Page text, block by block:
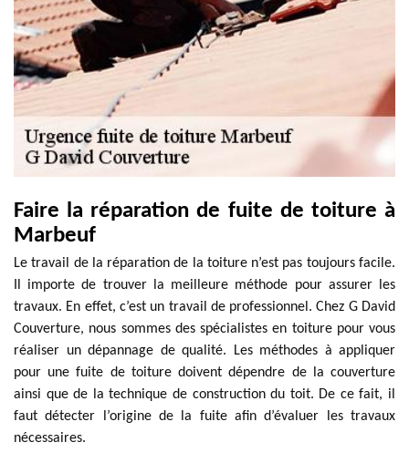
Faire la réparation de fuite de toiture à
Marbeuf
Le travail de la réparation de la toiture n’est pas toujours facile.
Il importe de trouver la meilleure méthode pour assurer les
travaux. En effet, c’est un travail de professionnel. Chez G David
Couverture, nous sommes des spécialistes en toiture pour vous
réaliser un dépannage de qualité. Les méthodes à appliquer
pour une fuite de toiture doivent dépendre de la couverture
ainsi que de la technique de construction du toit. De ce fait, il
faut détecter l’origine de la fuite afin d’évaluer les travaux
nécessaires.